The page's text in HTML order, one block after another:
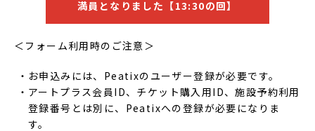
満員となりました【13:30の回】
＜フォーム利用時のご注意＞
お申込みには、Peatixのユーザー登録が必要です。
アートプラス会員ID、チケット購入用ID、施設予約利用
登録番号とは別に、Peatixへの登録が必要になりま
す。